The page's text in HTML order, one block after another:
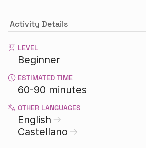
Activity Details
LEVEL
Beginner
ESTIMATED TIME
60-90 minutes
OTHER LANGUAGES
English
Castellano